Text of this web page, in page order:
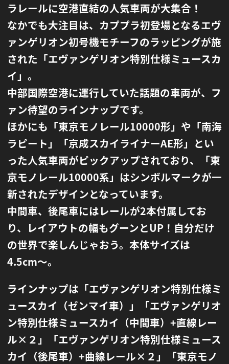
ラレールに空港直結の人気車両が大集合！
なかでも大注目は、カププラ初登場となるエヴ
ァンゲリオン初号機モチーフのラッピングが施
された 「エヴァンゲリオン特別仕様ミュースカ
イ」。
中部国際空港に運行していた話題の車両が、フ
ァン待望のラインナップです。
ほかにも「東京モノレール10000形」や「南海
ラピート」「京成スカイライナーAE形」とい
った人気車両がピックアップされており、
「東
京モノレール10000系」はシンボルマークが一
新されたデザインとなっています。
中間車、後尾車にはレールが2本付属してお
り、レイアウトの幅もグーンとUP！ 自分だけ
の世界で楽しんじゃおう。本体サイズは
4.5cm〜。
ラインナップは「エヴァンゲリオン特別仕様ミ
ュースカイ（ゼンマイ車）」
「エヴァンゲリオ
ン特別仕様ミュースカイ（中間車）+直線レー
ル×２」
「エヴァンゲリオン特別仕様ミュース
カイ（後尾車）+曲線レール×２」
「東京モノ